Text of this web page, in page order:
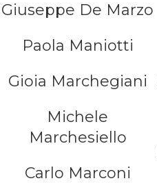
Giuseppe De Marzo
Paola Maniotti
Gioia Marchegiani
Michele
Marchesiello
Carlo Marconi